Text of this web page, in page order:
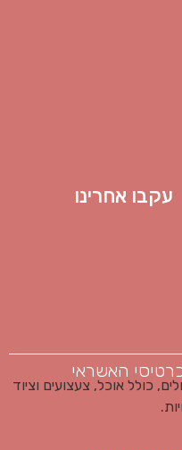
עקבו אחרינו
האשראי